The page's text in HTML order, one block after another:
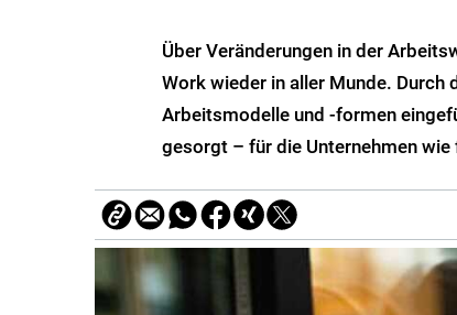
Über Veränderungen in der
Work wieder in aller Munde.
Arbeitsmodelle und -formen
gesorgt – für die Unternehmen